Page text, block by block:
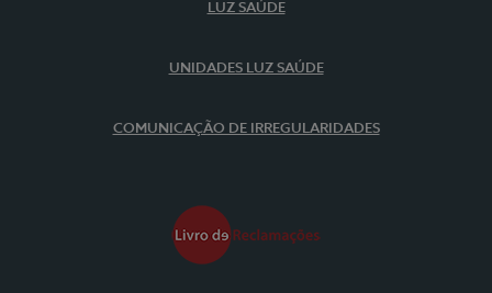
LUZ SAÚDE
UNIDADES LUZ SAÚDE
COMUNICAÇÃO DE IRREGULARIDADES